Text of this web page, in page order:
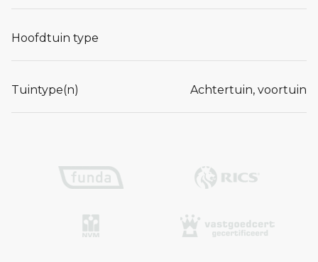
Hoofdtuin type
Tuintype(n) Achtertuin, voortuin